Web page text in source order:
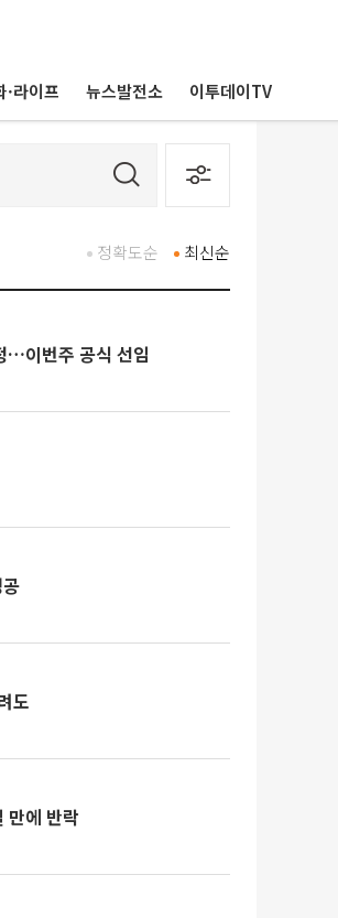
·라이프 뉴스발전소 이투데이TV
최신순
정확도순
…이번주 공식 선임
도
에 반락